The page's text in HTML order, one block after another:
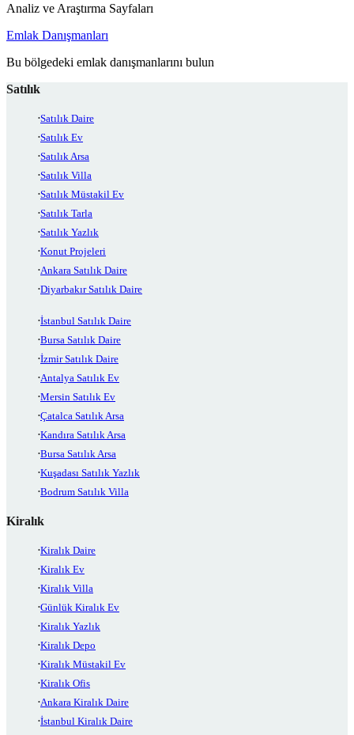
Analiz ve Araştırma Sayfaları
Emlak Danışmanları
Bu bölgedeki emlak danışmanlarını bulun
Satılık
Satılık Daire
Satılık Ev
Satılık Arsa
Satılık Villa
Satılık Müstakil Ev
Satılık Tarla
Satılık Yazlık
Konut Projeleri
Ankara Satılık Daire
Diyarbakır Satılık Daire
İstanbul Satılık Daire
Bursa Satılık Daire
İzmir Satılık Daire
Antalya Satılık Ev
Mersin Satılık Ev
Çatalca Satılık Arsa
Kandıra Satılık Arsa
Bursa Satılık Arsa
Kuşadası Satılık Yazlık
Bodrum Satılık Villa
Kiralık
Kiralık Daire
Kiralık Ev
Kiralık Villa
Günlük Kiralık Ev
Kiralık Yazlık
Kiralık Depo
Kiralık Müstakil Ev
Kiralık Ofis
Ankara Kiralık Daire
İstanbul Kiralık Daire